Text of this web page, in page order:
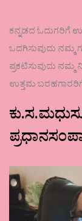
ಕನ್ನಡದ ಓದುಗರಿಗೆ
ಒದಗಿಸುವುದು ನಮ್ಮ
ಪ್ರಕಟಿಸುವುದು
ಉತ್ತಮ